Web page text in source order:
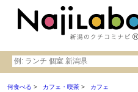
何食べる カフェ・喫茶 カフェ